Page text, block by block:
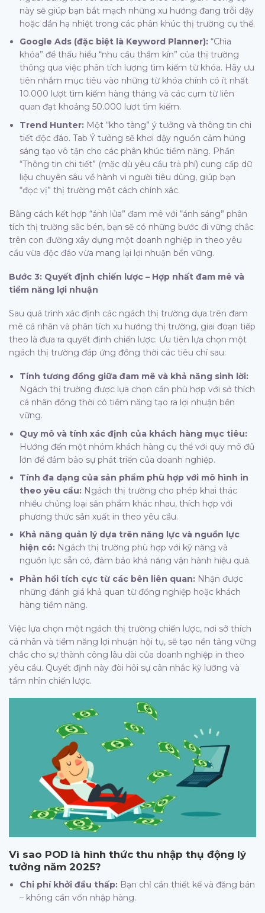
này sẽ giúp bạn bắt mạch những xu hướng đang trỗi dậy
hoặc dần hạ nhiệt trong các phân khúc thị trường cụ thể.
Google Ads (đặc biệt là Keyword Planner): “Chìa
khóa” để thấu hiểu “nhu cầu thầm kín” của thị trường
thông qua việc phân tích lượng tìm kiếm từ khóa. Hãy ưu
tiên nhắm mục tiêu vào những từ khóa chính có ít nhất
10.000 lượt tìm kiếm hàng tháng và các cụm từ liên
quan đạt khoảng 50.000 lượt tìm kiếm.
Trend Hunter: Một “kho tàng” ý tưởng và thông tin chi
tiết độc đáo. Tab Ý tưởng sẽ khơi dậy nguồn cảm hứng
sáng tạo vô tận cho các phân khúc tiềm năng. Phần
“Thông tin chi tiết” (mặc dù yêu cầu trả phí) cung cấp dữ
liệu chuyên sâu về hành vi người tiêu dùng, giúp bạn
“đọc vị” thị trường một cách chính xác.
Bằng cách kết hợp “ánh lửa” đam mê với “ánh sáng” phân
tích thị trường sắc bén, bạn sẽ có những bước đi vững chắc
trên con đường xây dựng một doanh nghiệp in theo yêu
cầu vừa độc đáo vừa mang lại lợi nhuận bền vững.
Bước 3: Quyết định chiến lược – Hợp nhất đam mê và
tiềm năng lợi nhuận
Sau quá trình xác định các ngách thị trường dựa trên đam
mê cá nhân và phân tích xu hướng thị trường, giai đoạn tiếp
theo là đưa ra quyết định chiến lược. Ưu tiên lựa chọn một
ngách thị trường đáp ứng đồng thời các tiêu chí sau:
Tính tương đồng giữa đam mê và khả năng sinh lời:
Ngách thị trường được lựa chọn cần phù hợp với sở thích
cá nhân đồng thời có tiềm năng tạo ra lợi nhuận bền
vững.
Quy mô và tính xác định của khách hàng mục tiêu:
Hướng đến một nhóm khách hàng cụ thể với quy mô đủ
lớn để đảm bảo sự phát triển của doanh nghiệp.
Tính đa dạng của sản phẩm phù hợp với mô hình in
theo yêu cầu: Ngách thị trường cho phép khai thác
nhiều chủng loại sản phẩm khác nhau, thích hợp với
phương thức sản xuất in theo yêu cầu.
Khả năng quản lý dựa trên năng lực và nguồn lực
hiện có: Ngách thị trường phù hợp với kỹ năng và
nguồn lực sẵn có, đảm bảo khả năng vận hành hiệu quả.
Phản hồi tích cực từ các bên liên quan: Nhận được
những đánh giá khả quan từ đồng nghiệp hoặc khách
hàng tiềm năng.
Việc lựa chọn một ngách thị trường chiến lược, nơi sở thích
cá nhân và tiềm năng lợi nhuận hội tụ, sẽ tạo nền tảng vững
chắc cho sự thành công lâu dài của doanh nghiệp in theo
yêu cầu. Quyết định này đòi hỏi sự cân nhắc kỹ lưỡng và
tầm nhìn chiến lược.
Vì sao POD là hình thức thu nhập thụ động lý
tưởng năm 2025?
Chi phí khởi đầu thấp: Bạn chỉ cần thiết kế và đăng bán
– không cần vốn nhập hàng.